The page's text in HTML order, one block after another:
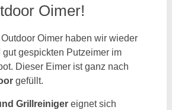
Oimer!
Oimer haben wir wieder
gespickten Putzeimer im
Dieser Eimer ist ganz nach
gefüllt.
Grillreinigereignet sich